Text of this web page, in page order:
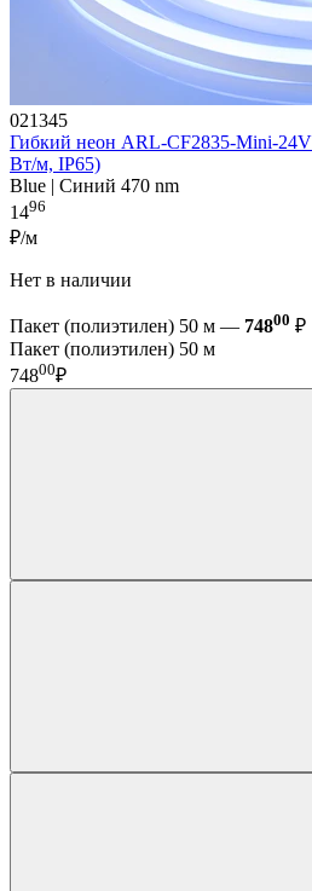
021345
Гибкий неон ARL-CF2835-Mini-
Вт/м, IP65)
Blue | Синий 470 nm
1496
₽/м
Нет в наличии
Пакет (полиэтилен) 50 м — 74800 ₽
Пакет (полиэтилен) 50 м
74800₽